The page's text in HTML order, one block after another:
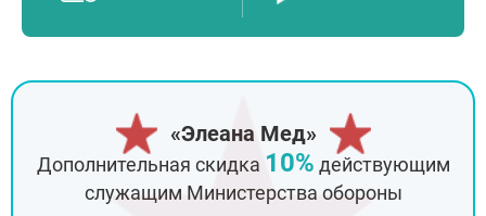
«Элеана Мед»
Дополнительная скидка 10% действующим
служащим Министерства обороны